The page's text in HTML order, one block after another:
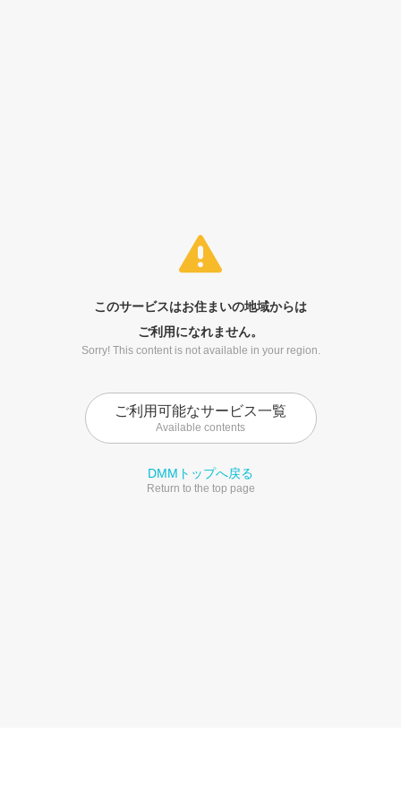
このサービスはお住まいの地域からは
ご利用になれません。
Sorry! This content is not available in your region.
ご利用可能なサービス一覧
Available contents
DMMトップへ戻る
Return to the top page